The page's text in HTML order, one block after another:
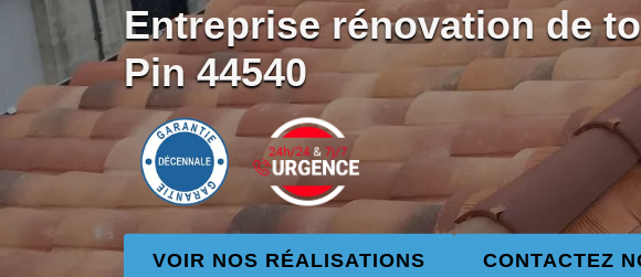
Entreprise rénovation de
Pin 44540
VOIR NOS RÉALISATIONS CONTACTEZ